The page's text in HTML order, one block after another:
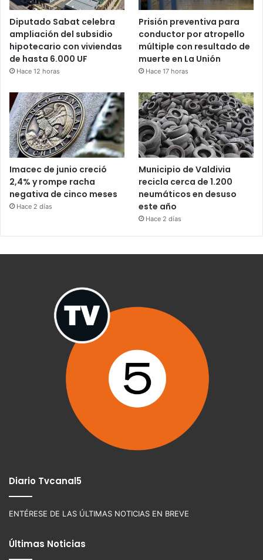
Diputado Sabat celebra
ampliación del subsidio
hipotecario con viviendas
de hasta 6.000 UF
Hace 12 horas
Prisión preventiva para
conductor por atropello
múltiple con resultado de
muerte en La Unión
Hace 17 horas
Imacec de junio creció
2,4% y rompe racha
negativa de cinco meses
Hace 2 días
Municipio de Valdivia
recicla cerca de 1.200
neumáticos en desuso
este año
Hace 2 días
Diario Tvcanal5
ENTÉRESE DE LAS ÚLTIMAS NOTICIAS EN BREVE
Últimas Noticias